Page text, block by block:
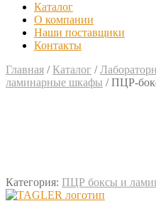
Каталог
О компании
Наши поставщики
Контакты
Главная / Каталог /
ламинарные шкафы /ПЦР-
Категория: ПЦР боксы и